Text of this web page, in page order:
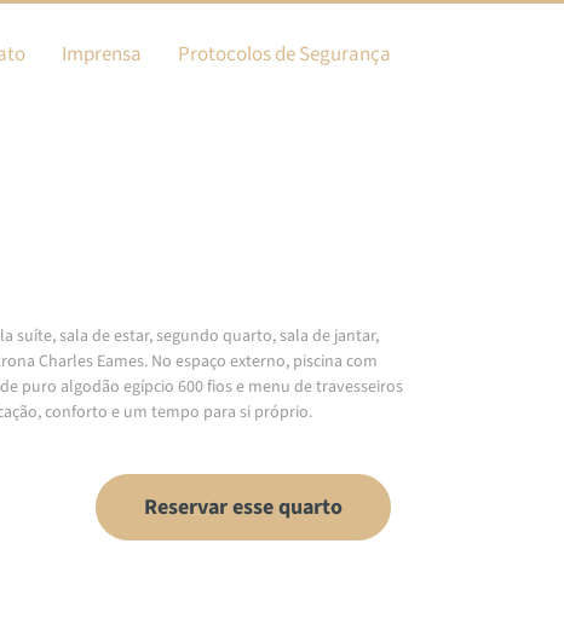
Imprensa Protocolos de Segurança
suíte, sala de estar, segundo quarto, sala de jantar,
Charles Eames. No espaço externo, piscina com
puro algodão egípcio 600 fios e menu de travesseiros
conforto e um tempo para si próprio.
Reservar esse quarto